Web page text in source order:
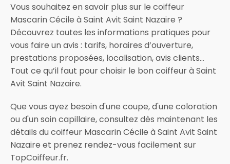
Vous souhaitez en savoir plus sur le coiffeur
Mascarin Cécile à Saint Avit Saint Nazaire ?
Découvrez toutes les informations pratiques pour
vous faire un avis : tarifs, horaires d’ouverture,
prestations proposées, localisation, avis clients…
Tout ce qu’il faut pour choisir le bon coiffeur à Saint
Avit Saint Nazaire.
Que vous ayez besoin d'une coupe, d'une coloration
ou d'un soin capillaire, consultez dès maintenant les
détails du coiffeur Mascarin Cécile à Saint Avit Saint
Nazaire et prenez rendez-vous facilement sur
TopCoiffeur.fr.